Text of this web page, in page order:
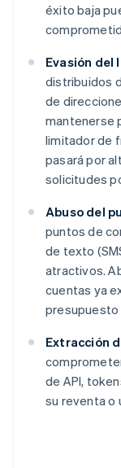
éxito baja
Evasión del
distribuidos
de
mantenerse
limitador de
pasará por
solicitudes
Abuso del
puntos de
de texto
atractivos.
cuentas ya
presupuesto
Extracción
de API,
su reventa o